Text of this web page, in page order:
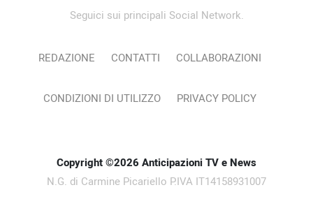
Seguici sui principali Social Network.
REDAZIONE CONTATTI COLLABORAZIONI
CONDIZIONI DI UTILIZZO PRIVACY POLICY
Copyright ©2026 Anticipazioni TV e News
N.G. di Carmine Picariello P.IVA IT14158931007